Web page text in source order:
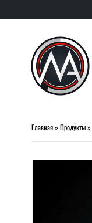
Главная» Продукты»